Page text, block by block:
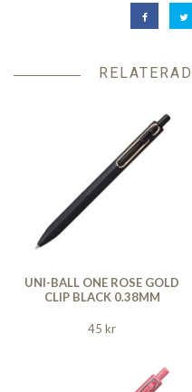
UNI-BALL ONE ROSE GOLD
CLIP BLACK 0.38MM
45 kr